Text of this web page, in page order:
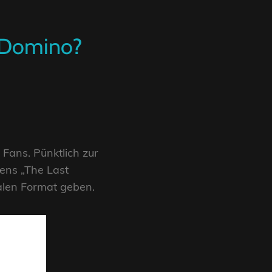
Pünktlich zur
„The Last
Format geben.